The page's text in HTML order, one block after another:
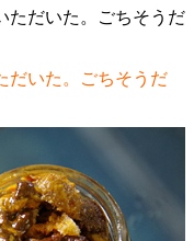
だいた。ごちそうだ